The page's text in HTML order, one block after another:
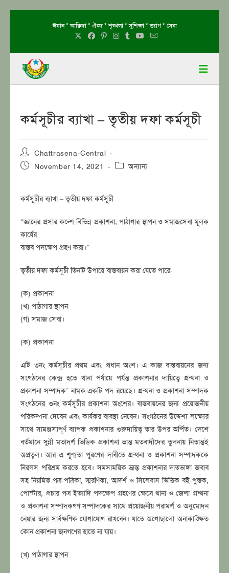
ঈমান * আক্বিদা * ঐক্য * শৃঙ্খলা * সুশিক্ষা * ত্যাগ * সেবা
কর্মসূচীর ব্যাখা – তৃতীয় দফা কর্মসূচী
Post
author:
Chattrasena-Central
PostNovember 14, 2021
Postঅন্যান্য
কর্মসূচীর ব্যাখা – তৃতীয় দফা কর্মসূচী
“জ্ঞানের প্রসার কল্পে বিভিন্ন প্রকাশনা, পাঠাগার স্থাপন ও সমাজসেবা মূলক
কার্যের
বাস্তব পদক্ষেপ গ্রহণ করা।”
তৃতীয় দফা কর্মসূচী তিনটি উপায়ে বাস্তবায়ন করা যেতে পারে-
(ক) প্রকাশনা
(খ) পাঠাগার স্থাপন
(গ) সমাজ সেবা।
(ক) প্রকাশনা
এটি ৩নং কর্মসূচীর প্রথম এবং প্রধান অংশ। এ কাজ বাস্তবায়নের জন্য
সংগঠনের কেন্দ্র হতে থানা পর্যায়ে পর্যন্ত প্রকাশনার দায়িত্বে গ্রন্থনা ও
প্রকাশনা সম্পাদক’ নামক একটি পদ রয়েছে। গ্রন্থনা ও প্রকাশনা সম্পাদক
সংগঠনের ৩নং কর্মসূচীর প্রকাশনা অংশের। বাস্তবায়নের জন্য প্রয়োজনীয়
পরিকল্পনা দেবেন এবং কার্যকর ব্যবস্থা নেবেন। সংগঠনের উদ্দেশ্য-লক্ষ্যের
সাথে সামঞ্জস্যপূর্ণ ব্যাপক প্রকাশনার গুরুদায়িত্ব তার উপর অর্পিত। দেশে
বর্তমানে সুন্নী মতাদর্শ ভিত্তিক প্রকাশনা ভ্রান্ত মতবাদীদের তুলনায় নিতান্তই
অপ্রতুল। আর এ শূণ্যতা পূরণের দাবীতে গ্রন্থনা ও প্রকাশনা সম্পাদককে
নিরলস পরিশ্রম করতে হবে। সমসাময়িক ভ্রান্ত প্রকাশনার দাতভাঙ্গা জবাব
সহ নিয়মিত পত্র-পত্রিকা, স্মরণিকা, আদর্শ ও সিলেবাস ভিত্তিক বই-পুস্তক,
পোস্টার, প্রচার পত্র ইত্যাদি পদক্ষেপ গ্রহণের ক্ষেত্রে থানা ও জেলা গ্রন্থনা
ও প্রকাশনা সম্পাদকগণ সম্পাদকের সাথে প্রয়োজনীয় পরামর্শ ও অনুমোদন
নেয়ার জন্য সার্বক্ষণিক যোগাযোগ রাখবেন। যাতে অগোছালো অনাকাঙ্ক্ষিত
কোন প্রকাশনা জনগণের হাতে না যায়।
(খ) পাঠাগার স্থাপন